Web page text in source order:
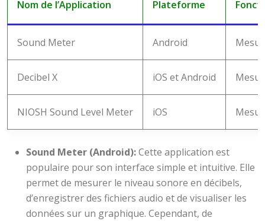
Nom de l’Application Plateforme
Sound Meter Android
Decibel X iOS et Android
NIOSH Sound Level Meter iOS
Sound Meter (Android):Cette application est
populaire pour son interface simple et intuitive. Elle
permet de mesurer le niveau sonore en décibels,
d’enregistrer des fichiers audio et de visualiser les
données sur un graphique. Cependant, de